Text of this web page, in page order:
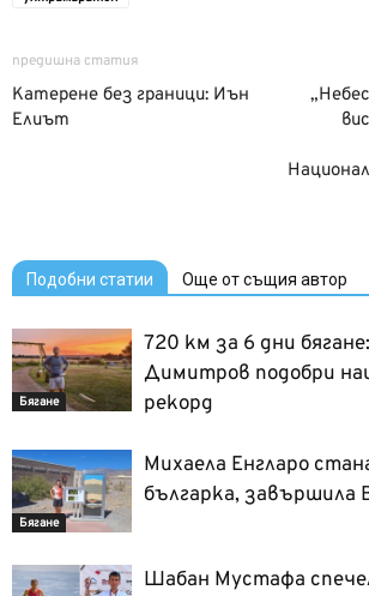
предишна статия
Катерене без граници: Иън
Елиът
Подобни статии Още от същия автор
Бягане
720 км за 6 дни
Димитров подобри
рекорд
Бягане
Михаела Енгларо
българка, завършила
Шабан Мустафа